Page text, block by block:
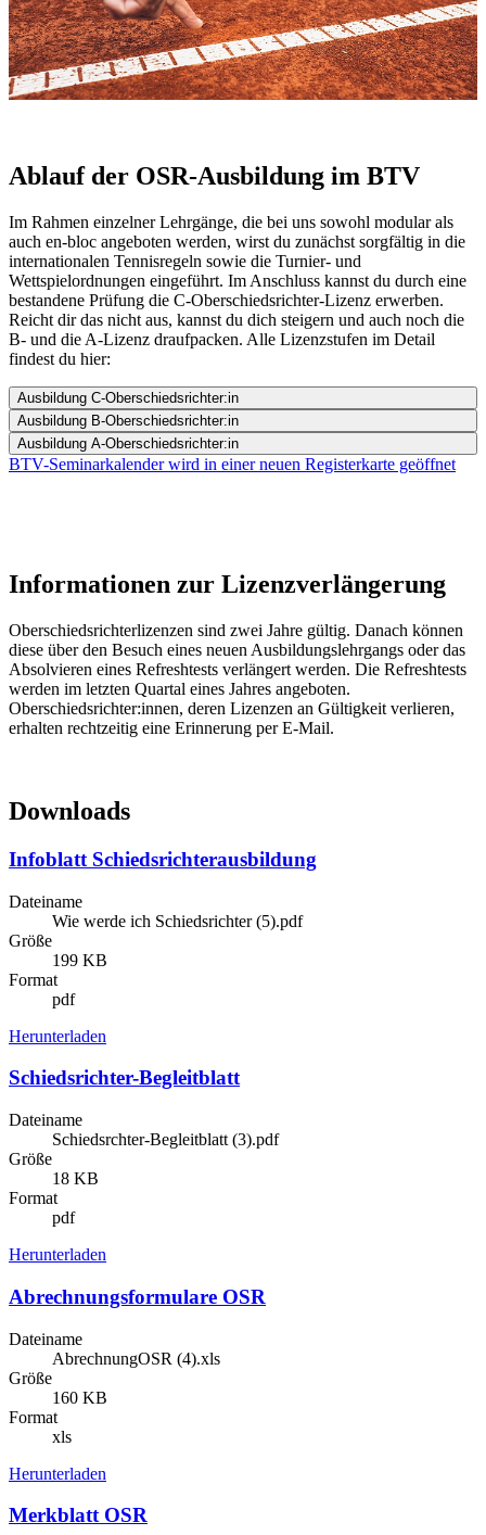
Ablauf der OSR-Ausbildung im BTV
Im Rahmen einzelner Lehrgänge, die bei uns sowohl modular als
auch en-bloc angeboten werden, wirst du zunächst sorgfältig in die
internationalen Tennisregeln sowie die Turnier- und
Wettspielordnungen eingeführt. Im Anschluss kannst du durch eine
bestandene Prüfung die C-Oberschiedsrichter-Lizenz erwerben.
Reicht dir das nicht aus, kannst du dich steigern und auch noch die
B- und die A-Lizenz draufpacken. Alle Lizenzstufen im Detail
findest du hier:
Ausbildung C-Oberschiedsrichter:in
Ausbildung B-Oberschiedsrichter:in
Ausbildung A-Oberschiedsrichter:in
BTV-Seminarkalender wird in einer neuen Registerkarte geöffnet
Informationen zur Lizenzverlängerung
Oberschiedsrichterlizenzen sind zwei Jahre gültig. Danach können
diese über den Besuch eines neuen Ausbildungslehrgangs oder das
Absolvieren eines Refreshtests verlängert werden. Die Refreshtests
werden im letzten Quartal eines Jahres angeboten.
Oberschiedsrichter:innen, deren Lizenzen an Gültigkeit verlieren,
erhalten rechtzeitig eine Erinnerung per E-Mail.
Downloads
Infoblatt Schiedsrichterausbildung
Dateiname
Wie werde ich Schiedsrichter (5).pdf
Größe
199 KB
Format
pdf
Herunterladen
Schiedsrichter-Begleitblatt
Dateiname
Schiedsrchter-Begleitblatt (3).pdf
Größe
18 KB
Format
pdf
Herunterladen
Abrechnungsformulare OSR
Dateiname
AbrechnungOSR (4).xls
Größe
160 KB
Format
xls
Herunterladen
Merkblatt OSR